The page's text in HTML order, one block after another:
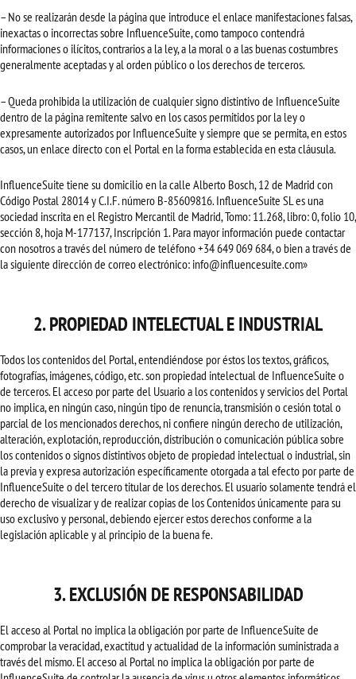
– No se realizarán desde la página que introduce el enlace manifestaciones falsas,
inexactas o incorrectas sobre InfluenceSuite, como tampoco contendrá
informaciones o ilícitos, contrarios a la ley, a la moral o a las buenas costumbres
generalmente aceptadas y al orden público o los derechos de terceros.
– Queda prohibida la utilización de cualquier signo distintivo de InfluenceSuite
dentro de la página remitente salvo en los casos permitidos por la ley o
expresamente autorizados por InfluenceSuite y siempre que se permita, en estos
casos, un enlace directo con el Portal en la forma establecida en esta cláusula.
InfluenceSuite tiene su domicilio en la calle Alberto Bosch, 12 de Madrid con
Código Postal 28014 y C.I.F. número B-85609816. InfluenceSuite SL es una
sociedad inscrita en el Registro Mercantil de Madrid, Tomo: 11.268, libro: 0, folio 10,
sección 8, hoja M-177137, Inscripción 1. Para mayor información puede contactar
con nosotros a través del número de teléfono +34 649 069 684, o bien a través de
la siguiente dirección de correo electrónico: info@influencesuite.com»
2. PROPIEDAD INTELECTUAL E INDUSTRIAL
Todos los contenidos del Portal, entendiéndose por éstos los textos, gráficos,
fotografías, imágenes, código, etc. son propiedad intelectual de InfluenceSuite o
de terceros. El acceso por parte del Usuario a los contenidos y servicios del Portal
no implica, en ningún caso, ningún tipo de renuncia, transmisión o cesión total o
parcial de los mencionados derechos, ni confiere ningún derecho de utilización,
alteración, explotación, reproducción, distribución o comunicación pública sobre
los contenidos o signos distintivos objeto de propiedad intelectual o industrial, sin
la previa y expresa autorización específicamente otorgada a tal efecto por parte de
InfluenceSuite o del tercero titular de los derechos. El usuario solamente tendrá el
derecho de visualizar y de realizar copias de los Contenidos únicamente para su
uso exclusivo y personal, debiendo ejercer estos derechos conforme a la
legislación aplicable y al principio de la buena fe.
3. EXCLUSIÓN DE RESPONSABILIDAD
El acceso al Portal no implica la obligación por parte de InfluenceSuite de
comprobar la veracidad, exactitud y actualidad de la información suministrada a
través del mismo. El acceso al Portal no implica la obligación por parte de